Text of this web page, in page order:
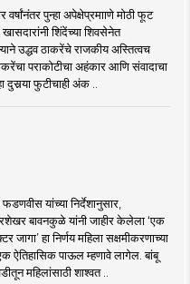
वर्षांनंतर पुन्हा अपेक्षेप्रमााणे मोठी फूट
शिंदेंच्या शिवसेनेत
उद्धव ठाकरेंचे राजकीय अस्तित्वच
पराकोटीचा अहंकार आणि संवादाचा
फुटीचाही अंक ..
यांच्या निर्देशानुसार,
बावनकुळे यांनी जाहीर केलेला ‘एक
जागा’ हा निर्णय महिला सक्षमीकरणाच्या
ऐतिहासिक पाऊल म्हणावे लागेल. बांबू
महिलांसाठी शाश्वत ..